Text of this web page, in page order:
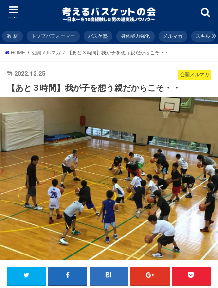
menu
教 材 トップパフォーマー バスケ塾 身体能力強化 メルマガ スキル
HOME 公開メルマガ 【あと３時間】我が子を想う親だからこそ・・
公開メルマガ
2022.12.25
【あと３時間】我が子を想う親だからこそ・・